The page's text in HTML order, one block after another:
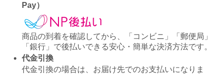
Pay）
商品の到着を確認してから、「コンビニ」「郵便局」
「銀行」で後払いできる安心・簡単な決済方法です。
代金引換
代金引換の場合は、お届け先でのお支払いになりま